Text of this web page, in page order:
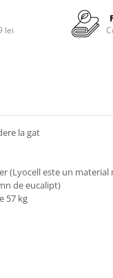
lei
la gat
(Lyocell este un
de eucalipt)
57 kg